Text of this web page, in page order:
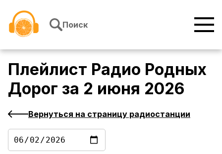
Поиск
Плейлист Радио Родных
Дорог за 2 июня 2026
Вернуться на страницу радиостанции